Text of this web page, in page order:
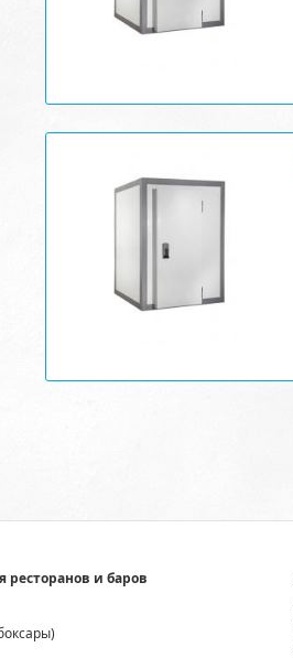
ресторанов и баров